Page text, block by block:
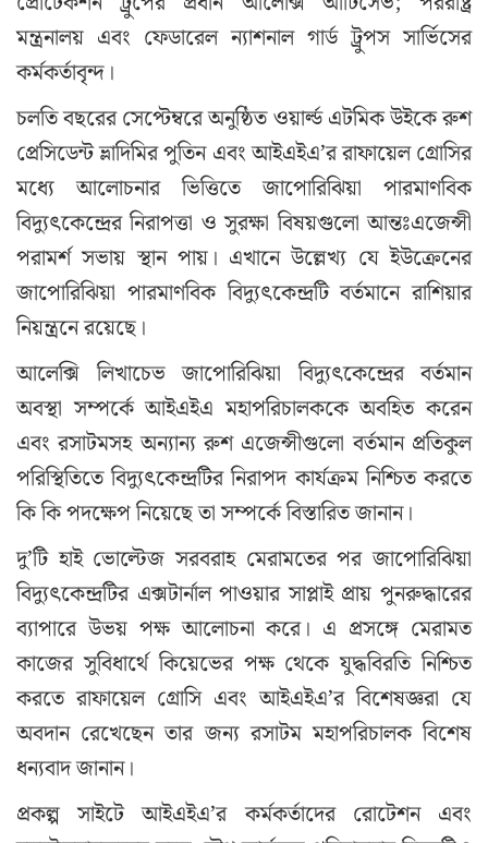
মন্ত্রনালয় এবং ফেডারেল ন্যাশনাল গার্ড ট্রুপস সার্ভিসের
কর্মকর্তাবৃন্দ।
চলতি বছরের সেপ্টেম্বরে অনুষ্ঠিত ওয়ার্ল্ড এটমিক উইকে রুশ
প্রেসিডেন্ট ভ্লাদিমির পুতিন এবং আইএইএ’র রাফায়েল গ্রোসির
মধ্যে আলোচনার ভিত্তিতে জাপোরিঝিয়া পারমাণবিক
বিদ্যুৎকেন্দ্রের নিরাপত্তা ও সুরক্ষা বিষয়গুলো আন্তঃএজেন্সী
পরামর্শ সভায় স্থান পায়। এখানে উল্লেখ্য যে ইউক্রেনের
জাপোরিঝিয়া পারমাণবিক বিদ্যুৎকেন্দ্রটি বর্তমানে রাশিয়ার
নিয়ন্ত্রনে রয়েছে।
আলেক্সি লিখাচেভ জাপোরিঝিয়া বিদ্যুৎকেন্দ্রের বর্তমান
অবস্থা সম্পর্কে আইএইএ মহাপরিচালককে অবহিত করেন
এবং রসাটমসহ অন্যান্য রুশ এজেন্সীগুলো বর্তমান প্রতিকুল
পরিস্থিতিতে বিদ্যুৎকেন্দ্রটির নিরাপদ কার্যক্রম নিশ্চিত করতে
কি কি পদক্ষেপ নিয়েছে তা সম্পর্কে বিস্তারিত জানান।
দু’টি হাই ভোল্টেজ সরবরাহ মেরামতের পর জাপোরিঝিয়া
বিদ্যুৎকেন্দ্রটির এক্সটার্নাল পাওয়ার সাপ্লাই প্রায় পুনরুদ্ধারের
ব্যাপারে উভয় পক্ষ আলোচনা করে। এ প্রসঙ্গে মেরামত
কাজের সুবিধার্থে কিয়েভের পক্ষ থেকে যুদ্ধবিরতি নিশ্চিত
করতে রাফায়েল গ্রোসি এবং আইএইএ’র বিশেষজ্ঞরা যে
অবদান রেখেছেন তার জন্য রসাটম মহাপরিচালক বিশেষ
ধন্যবাদ জানান।
প্রকল্প সাইটে আইএইএ’র কর্মকর্তাদের রোটেশন এবং